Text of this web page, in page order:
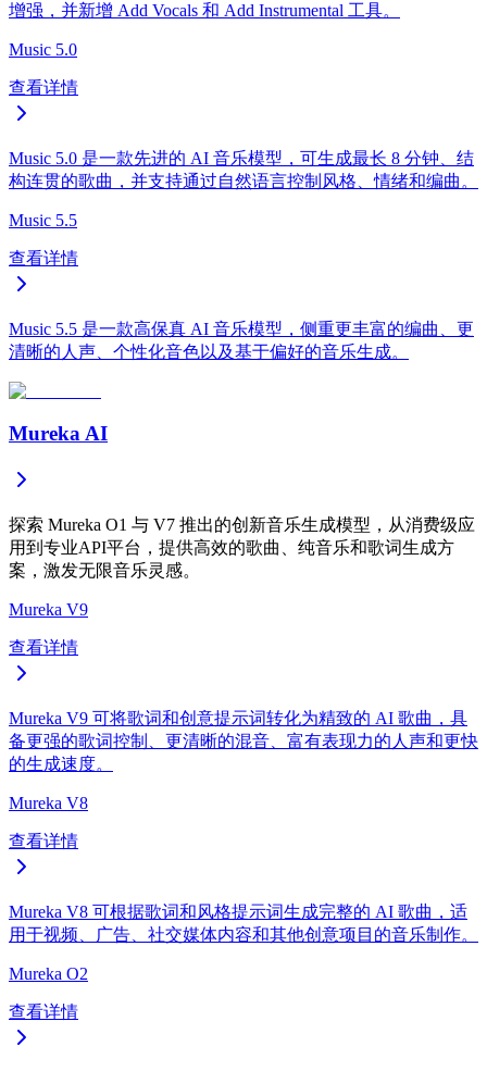
增强，并新增 Add Vocals 和 Add Instrumental 工具。
Music 5.0
查看详情
Music 5.0 是一款先进的 AI 音乐模型，可生成最长 8 分钟、结
构连贯的歌曲，并支持通过自然语言控制风格、情绪和编曲。
Music 5.5
查看详情
Music 5.5 是一款高保真 AI 音乐模型，侧重更丰富的编曲、更
清晰的人声、个性化音色以及基于偏好的音乐生成。
Mureka AI
探索 Mureka O1 与 V7 推出的创新音乐生成模型，从消费级应
用到专业API平台，提供高效的歌曲、纯音乐和歌词生成方
案，激发无限音乐灵感。
Mureka V9
查看详情
Mureka V9 可将歌词和创意提示词转化为精致的 AI 歌曲，具
备更强的歌词控制、更清晰的混音、富有表现力的人声和更快
的生成速度。
Mureka V8
查看详情
Mureka V8 可根据歌词和风格提示词生成完整的 AI 歌曲，适
用于视频、广告、社交媒体内容和其他创意项目的音乐制作。
Mureka O2
查看详情